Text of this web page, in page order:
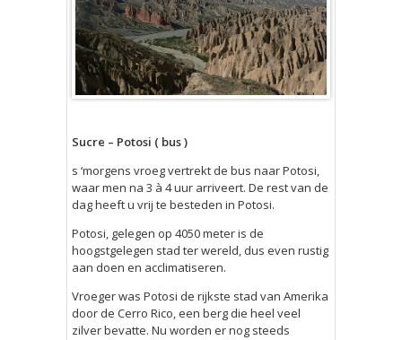
Sucre – Potosi ( bus )
s ‘morgens vroeg vertrekt de bus naar Potosi,
waar men na 3 à 4 uur arriveert. De rest van de
dag heeft u vrij te besteden in Potosi.
Potosi, gelegen op 4050 meter is de
hoogstgelegen stad ter wereld, dus even rustig
aan doen en acclimatiseren.
Vroeger was Potosi de rijkste stad van Amerika
door de Cerro Rico, een berg die heel veel
zilver bevatte. Nu worden er nog steeds